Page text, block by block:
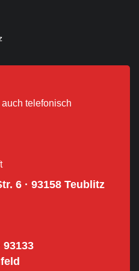
telefonisch
6 · 93158 Teublitz
93133